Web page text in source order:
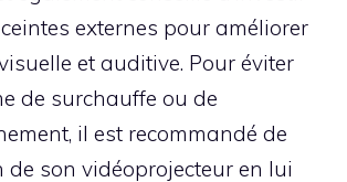
externes pour améliorer
et auditive. Pour éviter
de surchauffe ou de
il est recommandé de
de son vidéoprojecteur en lui